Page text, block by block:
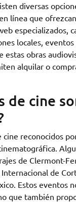
diversas
línea que
especializados,
locales,
obras
alquilar o
de cine
reconocidos
de Clermont-
de
Estos eventos
que también